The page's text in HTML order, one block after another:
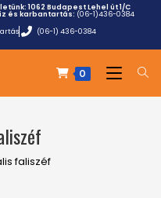
1062 Budapest Lehel út 1/C
és karbantartás: (06-1)436-0384
(06-1) 436-0384
0
faliszéf